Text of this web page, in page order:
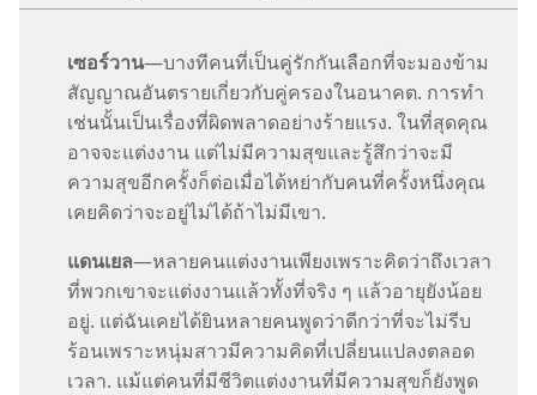
เซอร์วาน—บาง​ที​คน​ที่​เป็น​คู่​รัก​กัน​เลือก​ที่​จะ​มอง​ข้าม​
สัญญาณ​อันตราย​เกี่ยว​กับ​คู่​ครอง​ใน​อนาคต. การ​ทำ​
เช่น​นั้น​เป็น​เรื่อง​ที่​ผิด​พลาด​อย่าง​ร้ายแรง. ใน​ที่​สุด​คุณ​
อาจ​จะ​แต่งงาน แต่​ไม่​มี​ความ​สุข​และ​รู้สึก​ว่า​จะ​มี​
ความ​สุข​อีก​ครั้ง​ก็​ต่อ​เมื่อ​ได้​หย่า​กับ​คน​ที่​ครั้ง​หนึ่ง​คุณ​
เคย​คิด​ว่า​จะ​อยู่​ไม่​ได้​ถ้า​ไม่​มี​เขา.
แดนเยล—หลาย​คน​แต่งงาน​เพียง​เพราะ​คิด​ว่า​ถึง​เวลา​
ที่​พวก​เขา​จะ​แต่งงาน​แล้ว​ทั้ง​ที่​จริง ๆ แล้ว​อายุ​ยัง​น้อย​
อยู่. แต่​ฉัน​เคย​ได้​ยิน​หลาย​คน​พูด​ว่า​ดี​กว่า​ที่​จะ​ไม่​รีบ​
ร้อน​เพราะ​หนุ่ม​สาว​มี​ความ​คิด​ที่​เปลี่ยน​แปลง​ตลอด​
เวลา. แม้​แต่​คน​ที่​มี​ชีวิต​แต่งงาน​ที่​มี​ความ​สุข​ก็​ยัง​พูด​